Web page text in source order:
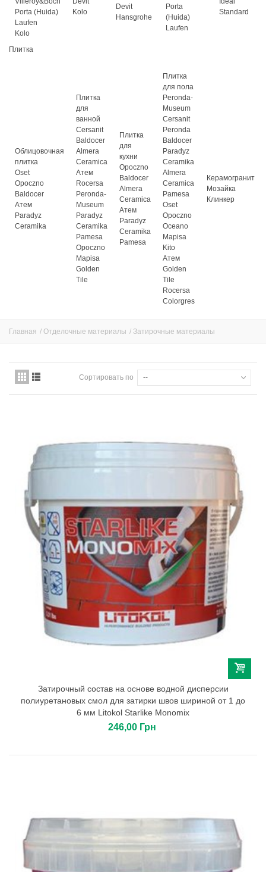
Porta (Huida)
Laufen
Kolo
Kolo
Devit
Hansgrohe
Porta
(Huida)
Laufen
Standard
Плитка
Облицовочная
плитка
Oset
Opoczno
Baldocer
Атем
Paradyz
Ceramika
Плитка
для
ванной
Cersanit
Baldocer
Almera
Ceramica
Атем
Rocersa
Peronda-
Museum
Paradyz
Ceramika
Pamesa
Opoczno
Mapisa
Golden
Tile
Плитка
для
кухни
Opoczno
Baldocer
Almera
Ceramica
Атем
Paradyz
Ceramika
Pamesa
Плитка
для пола
Peronda-
Museum
Cersanit
Peronda
Baldocer
Paradyz
Ceramika
Almera
Ceramica
Pamesa
Oset
Opoczno
Oceano
Mapisa
Kito
Атем
Golden
Tile
Rocersa
Colorgres
Керамогранит
Мозайка
Клинкер
Главная / Отделочные материалы / Затирочные материалы
Сортировать по --
Затирочный состав на основе водной дисперсии
полиуретановых смол для затирки швов шириной от 1 до
6 мм Litokol Starlike Monomix
246,00 Грн